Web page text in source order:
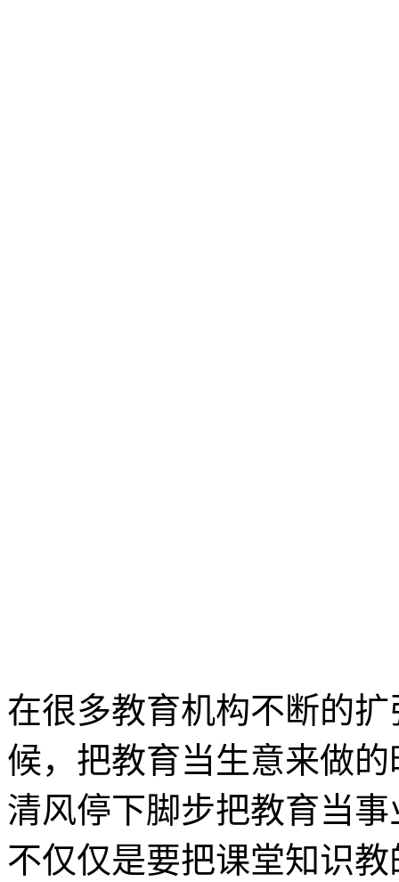
在很多教育机构不断的
候，把教育当生意来做
清风停下脚步把教育当
不仅仅是要把课堂知识